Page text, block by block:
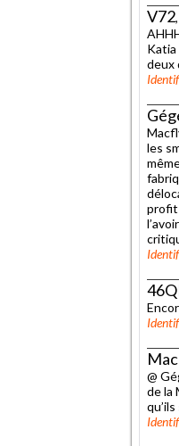
V72
Katia
deux
les
profit
@
de la